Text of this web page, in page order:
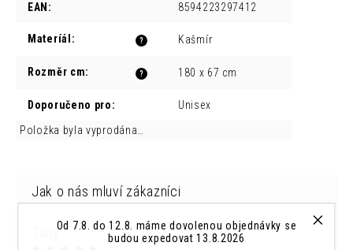
Od 7.8. do 12.8. máme dovolenou objednávky se
budou expedovat 13.8.2026
EAN : 8594223297412
?
Materíál : Kašmír
?
Rozměr cm: 180 x 67 cm
Doporučeno pro:
Unisex
Položka byla vyprodána…
Tany